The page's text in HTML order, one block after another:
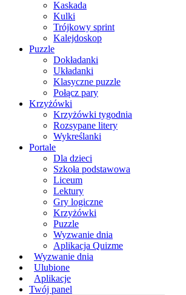
Kaskada
Kulki
Trójkowy sprint
Kalejdoskop
Puzzle
Dokładanki
Układanki
Klasyczne puzzle
Połącz pary
Krzyżówki
Krzyżówki tygodnia
Rozsypane litery
Wykreślanki
Portale
Dla dzieci
Szkoła podstawowa
Liceum
Lektury
Gry logiczne
Krzyżówki
Puzzle
Wyzwanie dnia
Aplikacja Quizme
Wyzwanie dnia
Ulubione
Aplikacje
Twój panel